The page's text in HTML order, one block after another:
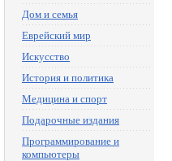
Дом и семья
Еврейский мир
Искусство
История и политика
Медицина и спорт
Подарочные издания
Программирование и
компьютеры